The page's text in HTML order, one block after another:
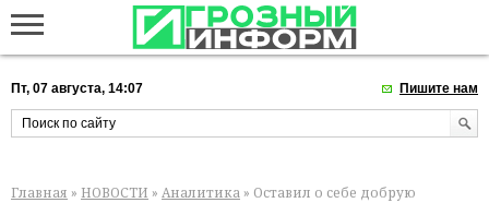
Пт, 07 августа, 14:07 Пишите нам
Главная » НОВОСТИ » Аналитика » Оставил о себе добрую